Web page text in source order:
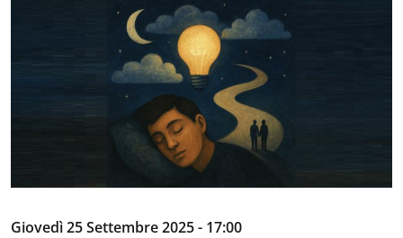
Giovedì 25 Settembre 2025 - 17:00